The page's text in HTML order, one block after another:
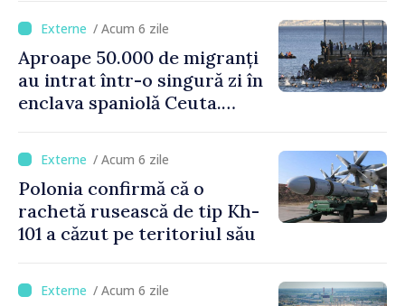
/ Acum 6 zile
Aproape 50.000 de migranți
au intrat într-o singură zi în
enclava spaniolă Ceuta.
Schengen cu Spania
/ Acum 6 zile
Polonia confirmă că o
rachetă rusească de tip Kh-
101 a căzut pe teritoriul său
/ Acum 6 zile